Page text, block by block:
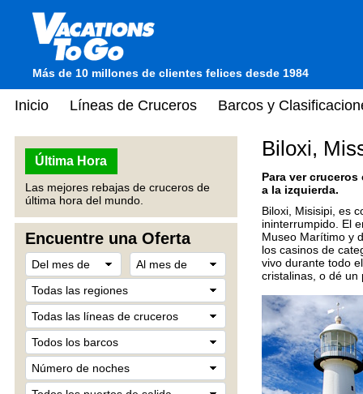
Más de 10 millones de clientes felices desde 1984
Inicio Líneas de Cruceros Barcos y
Última Hora
Las mejores rebajas de cruceros de
última hora del mundo.
Encuentre una Oferta
Biloxi,
Para ver
a la izquierda.
Biloxi, Misisipi, es
ininterrumpido. El
Museo Marítimo y
los casinos de
vivo durante todo
cristalinas, o dé un